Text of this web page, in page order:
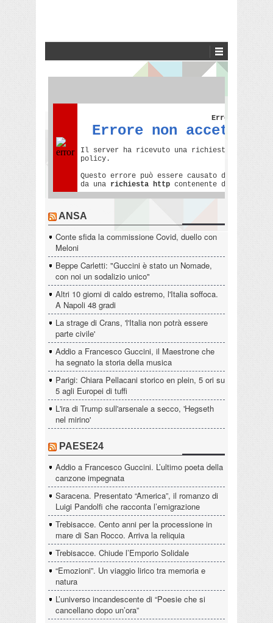
ANSA
Conte sfida la commissione Covid, duello con
Meloni
Beppe Carletti: "Guccini è stato un Nomade,
con noi un sodalizio unico"
Altri 10 giorni di caldo estremo, l'Italia soffoca.
A Napoli 48 gradi
La strage di Crans, 'l'Italia non potrà essere
parte civile'
Addio a Francesco Guccini, il Maestrone che
ha segnato la storia della musica
Parigi: Chiara Pellacani storico en plein, 5 ori su
5 agli Europei di tuffi
L'ira di Trump sull'arsenale a secco, 'Hegseth
nel mirino'
PAESE24
Addio a Francesco Guccini. L’ultimo poeta della
canzone impegnata
Saracena. Presentato “America”, il romanzo di
Luigi Pandolfi che racconta l’emigrazione
Trebisacce. Cento anni per la processione in
mare di San Rocco. Arriva la reliquia
Trebisacce. Chiude l’Emporio Solidale
“Emozioni”. Un viaggio lirico tra memoria e
natura
L’universo incandescente di “Poesie che si
cancellano dopo un’ora”